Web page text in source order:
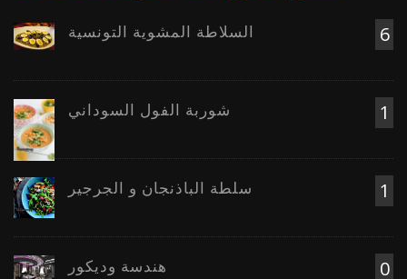
6 السلاطة المشوية التونسية
1 شوربة الفول السوداني
1 سلطة الباذنجان و الجرجير
0 هندسة وديكور